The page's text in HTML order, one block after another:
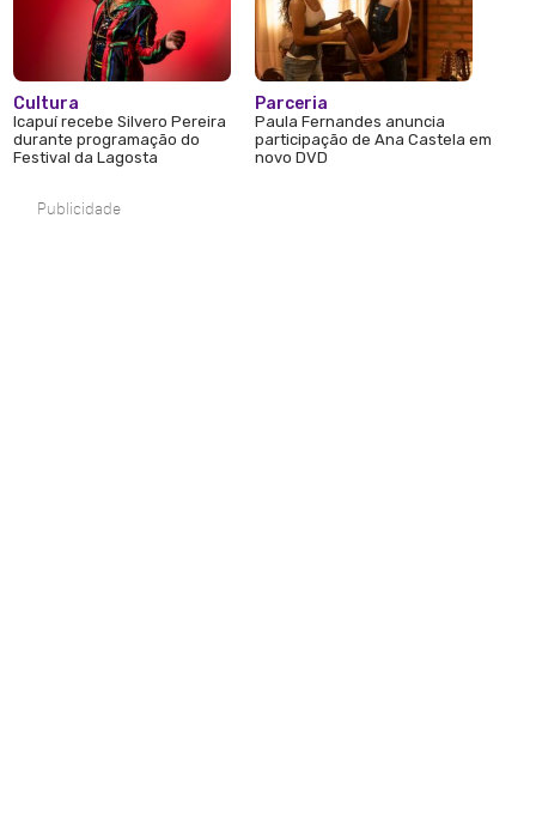
Cultura
Icapuí recebe Silvero Pereira
durante programação do
Festival da Lagosta
Parceria
Paula Fernandes anuncia
participação de Ana Castela em
novo DVD
Publicidade